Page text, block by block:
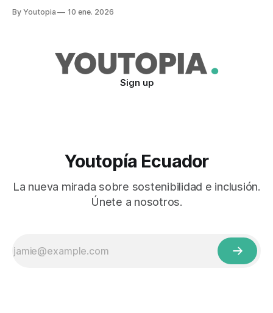
By Youtopia 10 ene. 2026
Sign up
Youtopía Ecuador
La nueva mirada sobre sostenibilidad e inclusión.
Únete a nosotros.